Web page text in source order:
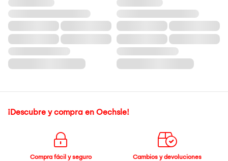
¡Descubre y compra en Oechsle!
Compra fácil y seguro
Cambios y devoluciones